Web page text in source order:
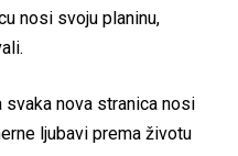
nosi svoju planinu,
svaka nova stranica nosi
ljubavi prema životu